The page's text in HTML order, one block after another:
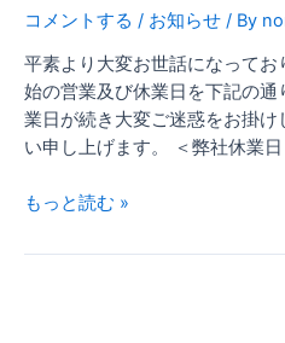
コメントする / お知らせ / By
平素より大変お世話になって
始の営業及び休業日を下記の
業日が続き大変ご迷惑をお掛
い申し上げます。 ＜弊社休業
業・
送
に
つ
い
もっと読む »